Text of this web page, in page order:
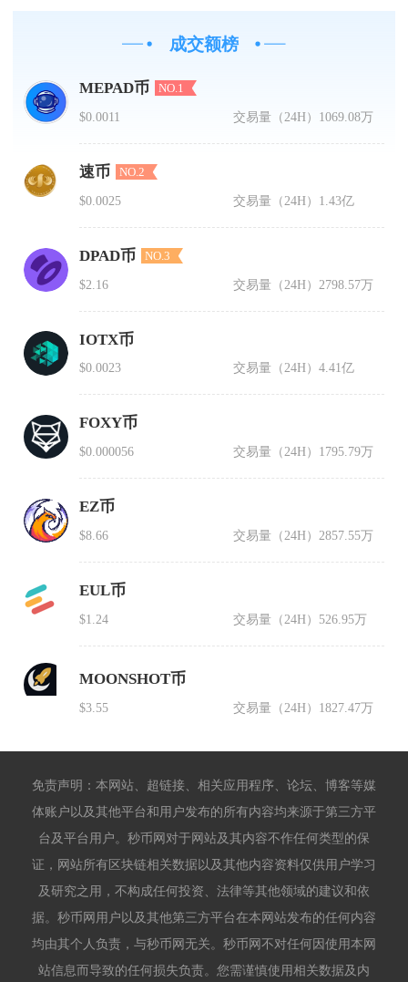
成交额榜
MEPAD币 NO.1
$0.0011 交易量（24H） 1069.08万
速币 NO.2
$0.0025 交易量（24H） 1.43亿
DPAD币 NO.3
$2.16 交易量（24H） 2798.57万
IOTX币
$0.0023 交易量（24H）4.41亿
FOXY币
$0.000056 交易量（24H） 1795.79万
EZ币
$8.66 交易量（24H） 2857.55万
EUL币
$1.24 交易量（24H） 526.95万
MOONSHOT币
$3.55 交易量（24H） 1827.47万
免责声明：本网站、超链接、相关应用程序、论坛、博客等媒
体账户以及其他平台和用户发布的所有内容均来源于第三方平
台及平台用户。秒币网对于网站及其内容不作任何类型的保
证，网站所有区块链相关数据以及其他内容资料仅供用户学习
及研究之用，不构成任何投资、法律等其他领域的建议和依
据。秒币网用户以及其他第三方平台在本网站发布的任何内容
均由其个人负责，与秒币网无关。秒币网不对任何因使用本网
站信息而导致的任何损失负责。您需谨慎使用相关数据及内